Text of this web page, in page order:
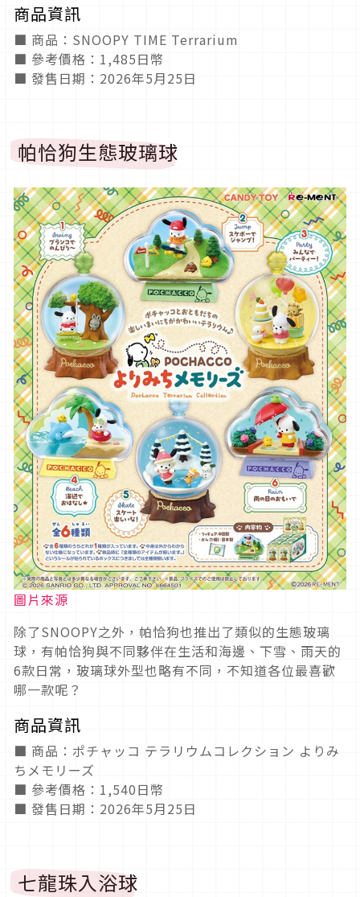
商品資訊
■ 商品：SNOOPY TIME Terrarium
■ 參考價格：1,485日幣
■ 發售日期：2026年5月25日
帕恰狗生態玻璃球
圖片來源
除了SNOOPY之外，帕恰狗也推出了類似的生態玻璃
球，有帕恰狗與不同夥伴在生活和海邊、下雪、雨天的
6款日常，玻璃球外型也略有不同，不知道各位最喜歡
哪一款呢？
商品資訊
■ 商品：ポチャッコ テラリウムコレクション よりみ
ちメモリーズ
■ 參考價格：1,540日幣
■ 發售日期：2026年5月25日
七龍珠入浴球